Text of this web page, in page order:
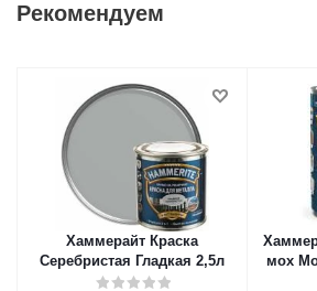
Рекомендуем
Хаммерайт Краска
Серебристая Гладкая 2,5л
мох